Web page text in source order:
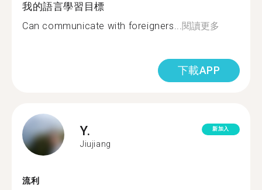
我的語言學習目標
Can communicate with foreigners...閱讀更多
下載APP
Y.
Jiujiang
新加入
流利